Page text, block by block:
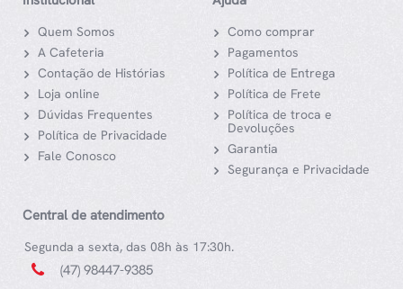
Quem Somos
A Cafeteria
Contação de Histórias
Loja online
Dúvidas Frequentes
Política de Privacidade
Fale Conosco
Como comprar
Pagamentos
Política de Entrega
Política de Frete
Política de troca e
Devoluções
Garantia
Segurança e Privacidade
Central de atendimento
Segunda a sexta, das 08h às 17:30h.
(47) 98447-9385